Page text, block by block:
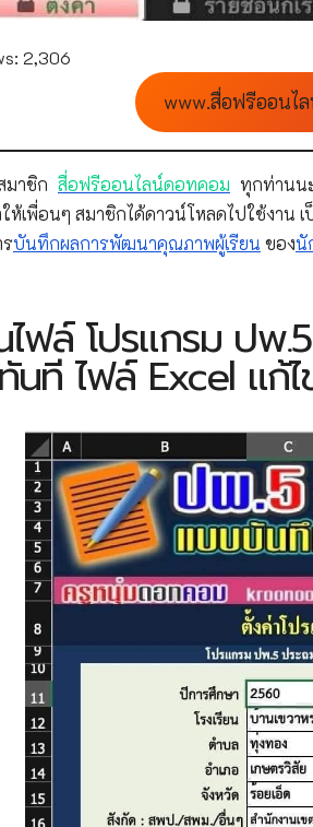
2,306
www.สื่อฟรีออนไ
มาชิก สื่อฟรีออนไลน์ดอทคอม ทุกท่านน
ห้เพื่อนๆ สมาชิกได้ดาวน์โหลดไปใช้งาน เ
บันทึกผลการพัฒนาคุณภาพผู้เรียน ของนั
ฟล์ โปรแกรม ปพ
นที ไฟล์ Excel แก้